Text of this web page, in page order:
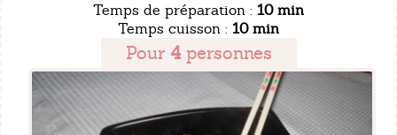
Temps de préparation : 10 min
Temps cuisson : 10 min
Pour 4personnes